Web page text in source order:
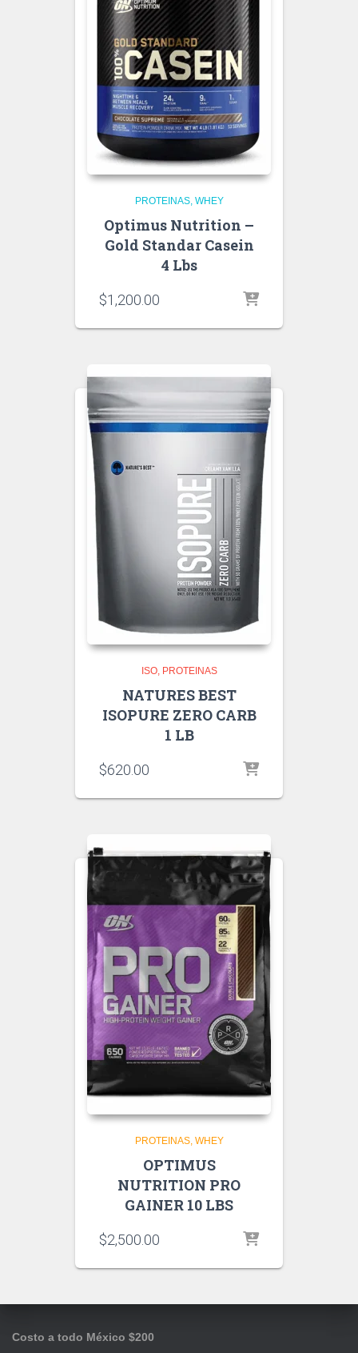
PROTEINAS WHEY
Optimus Nutrition –
Gold Standar Casein
4 Lbs
$1,200.00
ISO PROTEINAS
NATURES BEST
ISOPURE ZERO CARB
1 LB
$620.00
PROTEINAS WHEY
OPTIMUS
NUTRITION PRO
GAINER 10 LBS
$2,500.00
Costo a todo México $200